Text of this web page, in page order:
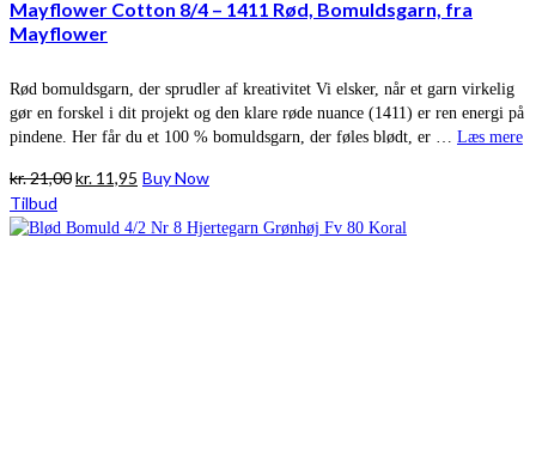
Mayflower Cotton 8/4 – 1411 Rød, Bomuldsgarn, fra
Mayflower
Rød bomuldsgarn, der sprudler af kreativitet Vi elsker, når et garn virkelig
gør en forskel i dit projekt og den klare røde nuance (1411) er ren energi på
pindene. Her får du et 100 % bomuldsgarn, der føles blødt, er … Læs mere
kr.21,00Den
pris
kr. 11,95 Den
pris
Buy Now
Tilbud